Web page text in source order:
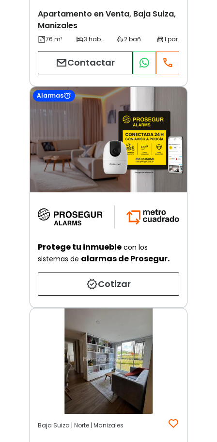
Apartamento en Venta, Baja Suiza,
Manizales
Contactar
Alarmas
Protege tu inmueble con los
sistemas de alarmas de Prosegur.
Cotizar
Baja Suiza | Norte | Manizales